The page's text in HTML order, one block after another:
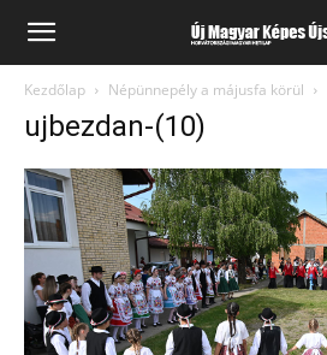
Kezdőlap Népünnepély a májusfa körül
ujbezdan-(10)